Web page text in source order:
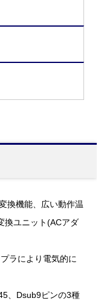
換機能、広い動作温
換ユニット(ACアダ
ラにより電気的に
、Dsub9ピンの3種